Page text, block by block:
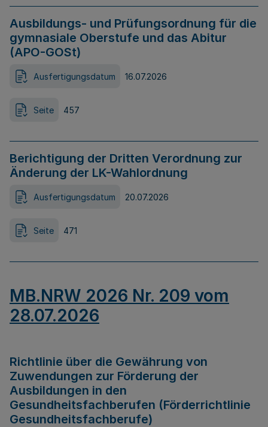
Ausbildungs- und Prüfungsordnung für die
gymnasiale Oberstufe und das Abitur
(APO-GOSt)
Ausfertigungsdatum 16.07.2026
Seite 457
Berichtigung der Dritten Verordnung zur
Änderung der LK-Wahlordnung
Ausfertigungsdatum 20.07.2026
Seite 471
MB.NRW 2026 Nr. 209 vom
28.07.2026
Richtlinie über die Gewährung von
Zuwendungen zur Förderung der
Ausbildungen in den
Gesundheitsfachberufen (Förderrichtlinie
Gesundheitsfachberufe)